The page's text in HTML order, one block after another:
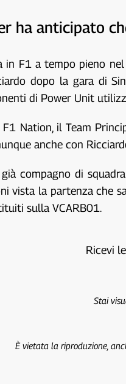
ha anticipato
in F1 a tempo pieno
dopo la gara di
di Power Unit
Nation, il Team
anche con
compagno di
vista la partenza che
sulla VCARB01.
Ricevi
Stai
È vietata la riproduzione,